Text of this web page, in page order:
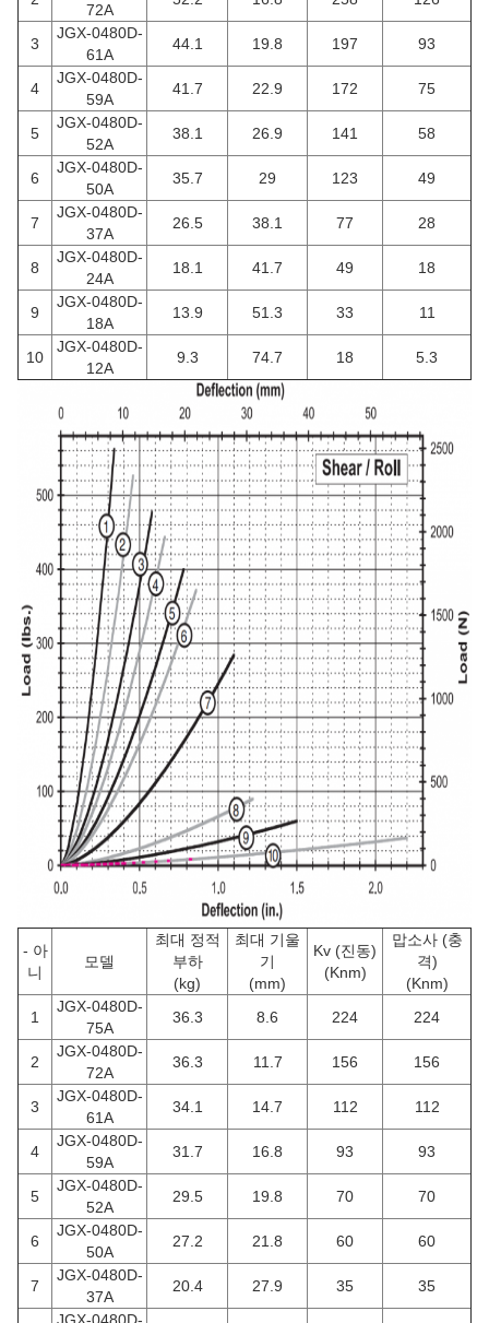
72A
3
JGX-0480D-
61A
44.1 19.8 197 93
4
JGX-0480D-
59A
41.7 22.9 172 75
5
JGX-0480D-
52A
38.1 26.9 141 58
6
JGX-0480D-
50A
35.7 29 123 49
7
JGX-0480D-
37A
26.5 38.1 77 28
8
JGX-0480D-
24A
18.1 41.7 49 18
9
JGX-0480D-
18A
13.9 51.3 33 11
10
JGX-0480D-
12A
9.3 74.7 18 5.3
- 아
니
모델
최대 정적
부하
(kg)
최대 기울
기
(mm)
Kv (진동)
(Knm)
맙소사 (충
격)
(Knm)
1
JGX-0480D-
75A
36.3 8.6 224 224
2
JGX-0480D-
72A
36.3 11.7 156 156
3
JGX-0480D-
61A
34.1 14.7 112 112
4
JGX-0480D-
59A
31.7 16.8 93 93
5
JGX-0480D-
52A
29.5 19.8 70 70
6
JGX-0480D-
50A
27.2 21.8 60 60
7
JGX-0480D-
37A
20.4 27.9 35 35